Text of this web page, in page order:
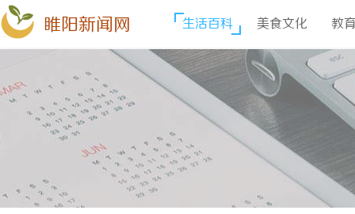
睢阳新闻网 生活百科 美食文化 教